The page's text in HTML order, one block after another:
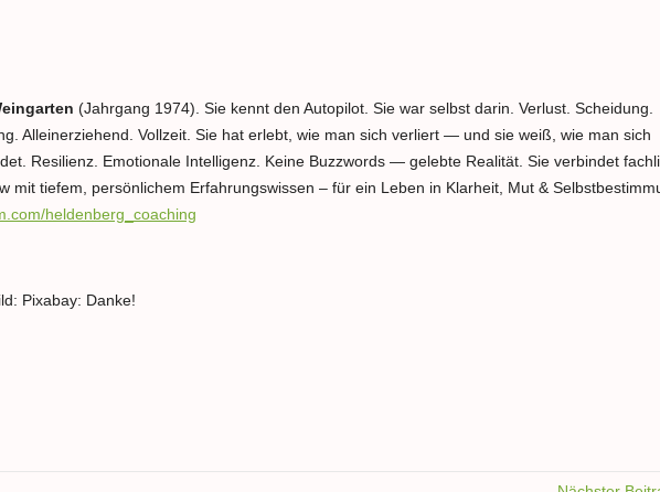
(Jahrgang 1974). Sie kennt den Autopilot. Sie war selbst darin. Verlust. Scheidung.
Alleinerziehend. Vollzeit. Sie hat erlebt, wie man sich verliert — und sie weiß, wie man sich
Resilienz. Emotionale Intelligenz. Keine Buzzwords — gelebte Realität. Sie verbindet
mit tiefem, persönlichem Erfahrungswissen – für ein Leben in Klarheit, Mut &
heldenberg_coaching
Pixabay: Danke!